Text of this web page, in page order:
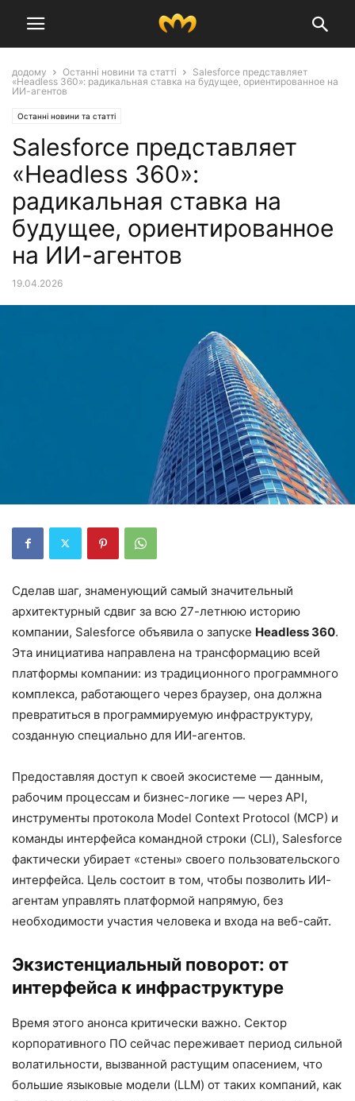
додому Останні новини та статті
Salesforce представляет
«Headless 360»: радикальная ставка на будущее, ориентированное на
ИИ-агентов
Останні новини та статті
Salesforce представляет
«Headless 360»:
радикальная ставка на
будущее, ориентированное
на ИИ-агентов
19.04.2026
Сделав шаг, знаменующий самый значительный
архитектурный сдвиг за всю 27-летнюю историю
компании, Salesforce объявила о запуске Headless 360.
Эта инициатива направлена на трансформацию всей
платформы компании: из традиционного программного
комплекса, работающего через браузер, она должна
превратиться в программируемую инфраструктуру,
созданную специально для ИИ-агентов.
Предоставляя доступ к своей экосистеме — данным,
рабочим процессам и бизнес-логике — через API,
инструменты протокола Model Context Protocol (MCP) и
команды интерфейса командной строки (CLI), Salesforce
фактически убирает «стены» своего пользовательского
интерфейса. Цель состоит в том, чтобы позволить ИИ-
агентам управлять платформой напрямую, без
необходимости участия человека и входа на веб-сайт.
Экзистенциальный поворот: от
интерфейса к инфраструктуре
Время этого анонса критически важно. Сектор
корпоративного ПО сейчас переживает период сильной
волатильности, вызванной растущим опасением, что
большие языковые модели (LLM) от таких компаний, как